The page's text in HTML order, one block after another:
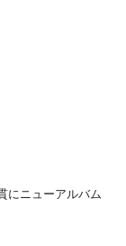
にニューアルバム